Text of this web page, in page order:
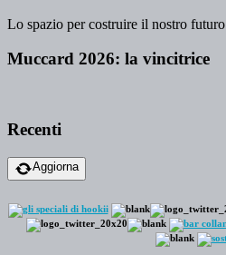
Lo spazio per costruire il nostro futuro
Muccard 2026: la vincitrice
Recenti
Aggiorna